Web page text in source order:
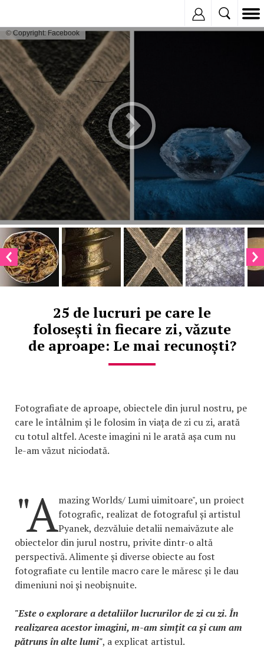
© Copyright: Facebook
25 de lucruri pe care le
folosești în fiecare zi, văzute
de aproape: Le mai recunoști?
Fotografiate de aproape, obiectele din jurul nostru, pe
care le întâlnim și le folosim în viața de zi cu zi, arată
cu totul altfel. Aceste imagini ni le arată așa cum nu
le-am văzut niciodată.
"Amazing Worlds/ Lumi uimitoare", un proiect
fotografic, realizat de fotograful și artistul
Pyanek, dezvăluie detalii nemaivăzute ale
obiectelor din jurul nostru, privite dintr-o altă
perspectivă. Alimente și diverse obiecte au fost
fotografiate cu lentile macro care le măresc și le dau
dimeniuni noi și neobișnuite.
"Este o explorare a detaliilor lucrurilor de zi cu zi. În
realizarea acestor imagini, m-am simțit ca și cum am
pătruns în alte lumi", a explicat artistul.